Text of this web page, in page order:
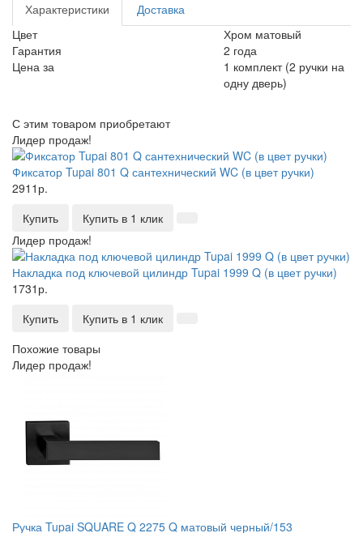
Характеристики
Доставка
Цвет
Хром матовый
Гарантия
2 года
Цена за
1 комплект (2 ручки на
одну дверь)
С этим товаром приобретают
Лидер продаж!
Фиксатор Tupai 801 Q сантехнический WC (в цвет ручки)
2911р.
Купить
Купить в 1 клик
Лидер продаж!
Накладка под ключевой цилиндр Tupai 1999 Q (в цвет ручки)
1731р.
Купить
Купить в 1 клик
Похожие товары
Лидер продаж!
Ручка Tupai SQUARE Q 2275 Q матовый черный/153